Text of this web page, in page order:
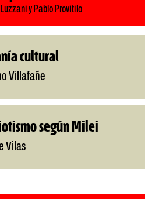
Luzzani y Pablo Provitilo
cultural
Villafañe
según Milei
Vilas